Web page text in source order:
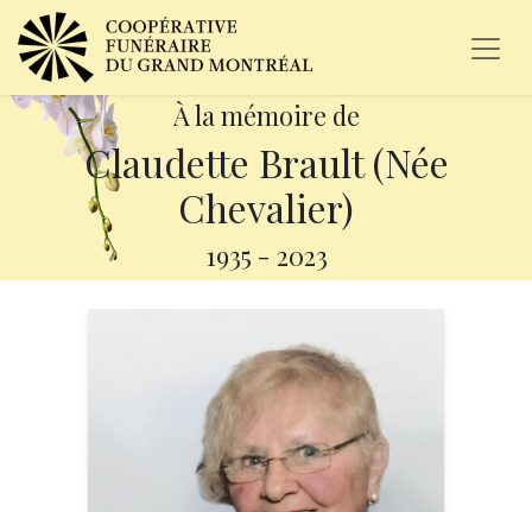
À la mémoire de
Claudette Brault (Née
Chevalier)
1935 - 2023